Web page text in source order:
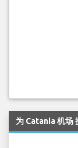
为 Catania 机场